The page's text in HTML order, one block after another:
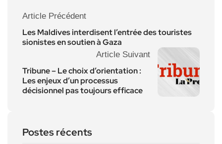
Article Précédent
Les Maldives interdisent l’entrée des touristes
sionistes en soutien à Gaza
Article Suivant
Tribune – Le choix d’orientation :
Les enjeux d’un processus
décisionnel pas toujours efficace
Postes récents